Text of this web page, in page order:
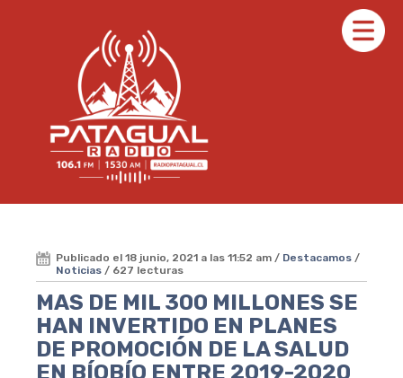
Publicado el 18 junio, 2021 a las 11:52 am / Destacamos /
Noticias / 627 lecturas
MAS DE MIL 300 MILLONES SE
HAN INVERTIDO EN PLANES
DE PROMOCIÓN DE LA SALUD
EN BÍOBÍO ENTRE 2019-2020